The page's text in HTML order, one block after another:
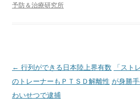
予防＆治療研究所
投
稿
ナ
← 行列ができる日本陸上界有数
のトレーナーもＰＴＳＤ解離性
わいせつで逮捕
「スト
が身勝